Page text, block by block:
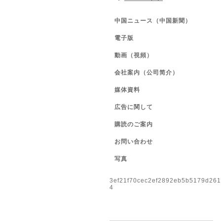
中国ニュース（中国新聞）
電子版
動画（視頻）
会社案内（公司简介）
媒体資料
広告に関して
購読のご案内
お問い合わせ
写真
4